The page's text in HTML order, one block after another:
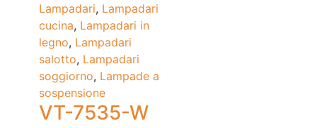
Lampadari, Lampadari
cucina, Lampadari in
legno, Lampadari
salotto, Lampadari
soggiorno, Lampade a
sospensione
VT-7535-W